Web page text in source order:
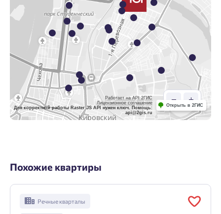
Работает на API 2ГИС
Лицензионное соглашение
Для корректной работы Raster JS API нужен ключ. Помощь:
api@2gis.ru
Открыть в 2ГИС
Похожие квартиры
Речные кварталы